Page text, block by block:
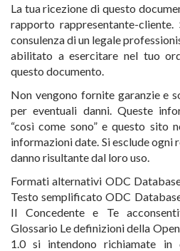
La tua ricezione di questo
rapporto rappresentante-
consulenza di un legale
abilitato a esercitare nel tuo
questo documento.
Non vengono fornite garanzie e
per eventuali danni. Queste
“così come sono” e questo sito
informazioni date. Si esclude ogni
danno risultante dal loro uso.
Formati alternativi ODC
Testo semplificato ODC
Il Concedente e Te
Glossario Le definizioni della
1.0 si intendono richiamate in